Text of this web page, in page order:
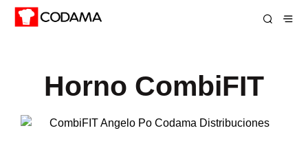
Horno CombiFIT